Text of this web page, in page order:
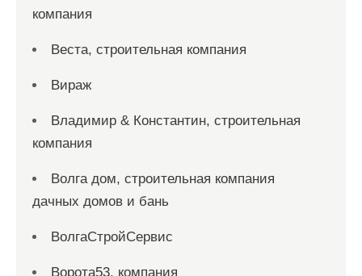
компания
Веста, строительная компания
Вираж
Владимир & Константин, строительная
компания
Волга дом, строительная компания
дачных домов и бань
ВолгаСтройСервис
Ворота53, компания